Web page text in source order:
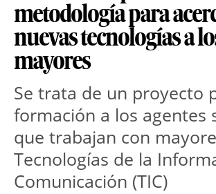
metodología para
nuevas tecnologías a
mayores
Se trata de un proyecto
formación a los agentes
que trabajan con
Tecnologías de la
Comunicación (TIC)